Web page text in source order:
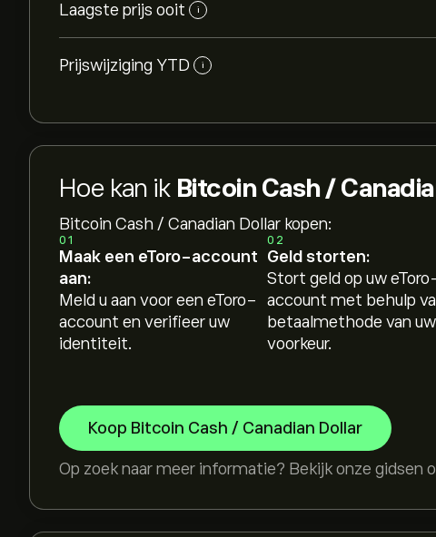
Laagste prijs ooit i
Prijswijziging YTD i
Hoe kan ik Bitcoin Cash /
Bitcoin Cash / Canadian Dollar kopen:
01
Maak een eToro-account
aan:
Meld u aan voor een eToro-
account en verifieer uw
identiteit.
02
Geld storten:
Stort geld op uw
account met behulp
betaalmethode van uw
voorkeur.
Koop Bitcoin Cash / Canadian Dollar
Op zoek naar meer informatie? Bekijk onze gidsen